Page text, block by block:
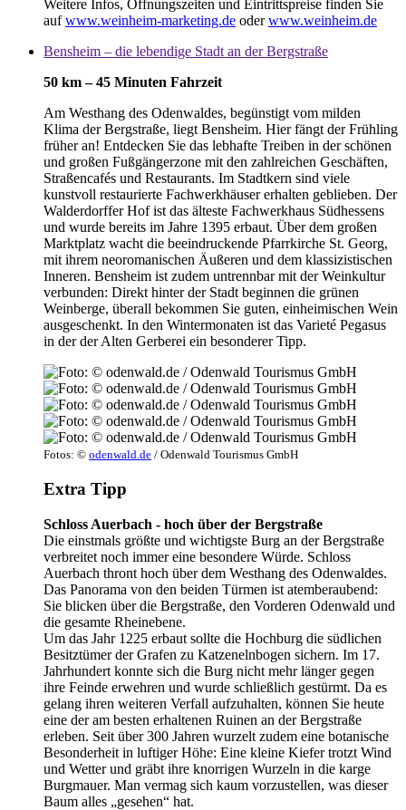
Weitere Infos, Öffnungszeiten und Eintrittspreise finden Sie
aufwww.weinheim-marketing.de oderwww.weinheim.de
Bensheim – die lebendige Stadt an der Bergstraße
50 km – 45 Minuten Fahrzeit
Am Westhang des Odenwaldes, begünstigt vom milden
Klima der Bergstraße, liegt Bensheim. Hier fängt der Frühling
früher an! Entdecken Sie das lebhafte Treiben in der schönen
und großen Fußgängerzone mit den zahlreichen Geschäften,
Straßencafés und Restaurants. Im Stadtkern sind viele
kunstvoll restaurierte Fachwerkhäuser erhalten geblieben. Der
Walderdorffer Hof ist das älteste Fachwerkhaus Südhessens
und wurde bereits im Jahre 1395 erbaut. Über dem großen
Marktplatz wacht die beeindruckende Pfarrkirche St. Georg,
mit ihrem neoromanischen Äußeren und dem klassizistischen
Inneren. Bensheim ist zudem untrennbar mit der Weinkultur
verbunden: Direkt hinter der Stadt beginnen die grünen
Weinberge, überall bekommen Sie guten, einheimischen Wein
ausgeschenkt. In den Wintermonaten ist das Varieté Pegasus
in der der Alten Gerberei ein besonderer Tipp.
Fotos: © odenwald.de / Odenwald Tourismus GmbH
Extra Tipp
Schloss Auerbach - hoch über der Bergstraße
Die einstmals größte und wichtigste Burg an der Bergstraße
verbreitet noch immer eine besondere Würde. Schloss
Auerbach thront hoch über dem Westhang des Odenwaldes.
Das Panorama von den beiden Türmen ist atemberaubend:
Sie blicken über die Bergstraße, den Vorderen Odenwald und
die gesamte Rheinebene.
Um das Jahr 1225 erbaut sollte die Hochburg die südlichen
Besitztümer der Grafen zu Katzenelnbogen sichern. Im 17.
Jahrhundert konnte sich die Burg nicht mehr länger gegen
ihre Feinde erwehren und wurde schließlich gestürmt. Da es
gelang ihren weiteren Verfall aufzuhalten, können Sie heute
eine der am besten erhaltenen Ruinen an der Bergstraße
erleben. Seit über 300 Jahren wurzelt zudem eine botanische
Besonderheit in luftiger Höhe: Eine kleine Kiefer trotzt Wind
und Wetter und gräbt ihre knorrigen Wurzeln in die karge
Burgmauer. Man vermag sich kaum vorzustellen, was dieser
Baum alles „gesehen“ hat.